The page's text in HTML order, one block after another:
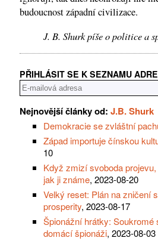
budoucnost západní civilizace.
J. B. Shurk píše o politice a
PŘIHLÁSIT SE K SEZNAMU
Nejnovější články od: J.B. Shurk
Demokracie se zvláštní
Západ importuje čínskou
10
Když zmizí svoboda
jak ji známe, 2023-08-20
Velký reset: Plán na zničení
prosperity, 2023-08-17
Špionážní hrátky: Soukromé
domácí špionáži, 2023-08-03